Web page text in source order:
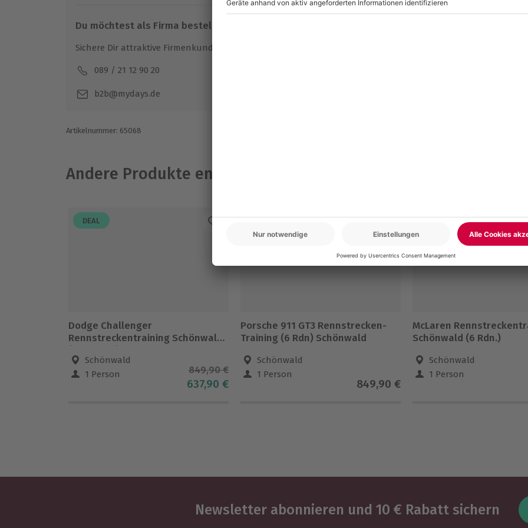
Gutschein als abgefahren (siehe AGB)
Ausrüstung & Kleidung
Teilnehmer
Du möchtest als Firma bestellen?
Sichere Dir attraktive Firmenkunden Vorteile.
089 / 21 12 90 20
b2b@mydays.de
Artikelnummer: 65068
Andere Produkte entdecken
DEAL
Dodge Challenger
Rennstreckentraining Schönwald
(6 Runden)
Schönwald
1 Person
849,90 €
637,90 €
Porsche 911 GT3 Rennstrecken-
Training (6 Rdn) Schönwald
Schönwald
1 Person
849,90 €
-15% CLUB DEAL
McLaren
Schönwald (6 Rdn.)
Schönwald
1 Person
Newsletter abonnieren und 10 € Rabatt sichern